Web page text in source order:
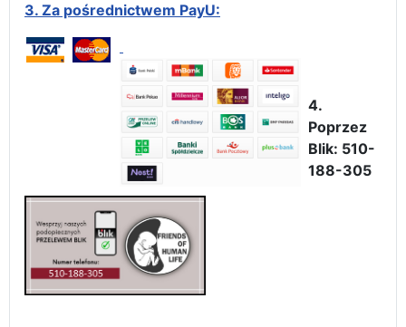
3. Za pośrednictwem PayU:
4.
Poprzez
Blik: 510-
188-305